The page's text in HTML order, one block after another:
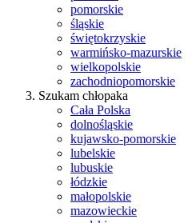
pomorskie
śląskie
świętokrzyskie
warmińsko-mazurskie
wielkopolskie
zachodniopomorskie
Szukam chłopaka
Cała Polska
dolnośląskie
kujawsko-pomorskie
lubelskie
lubuskie
łódzkie
małopolskie
mazowieckie